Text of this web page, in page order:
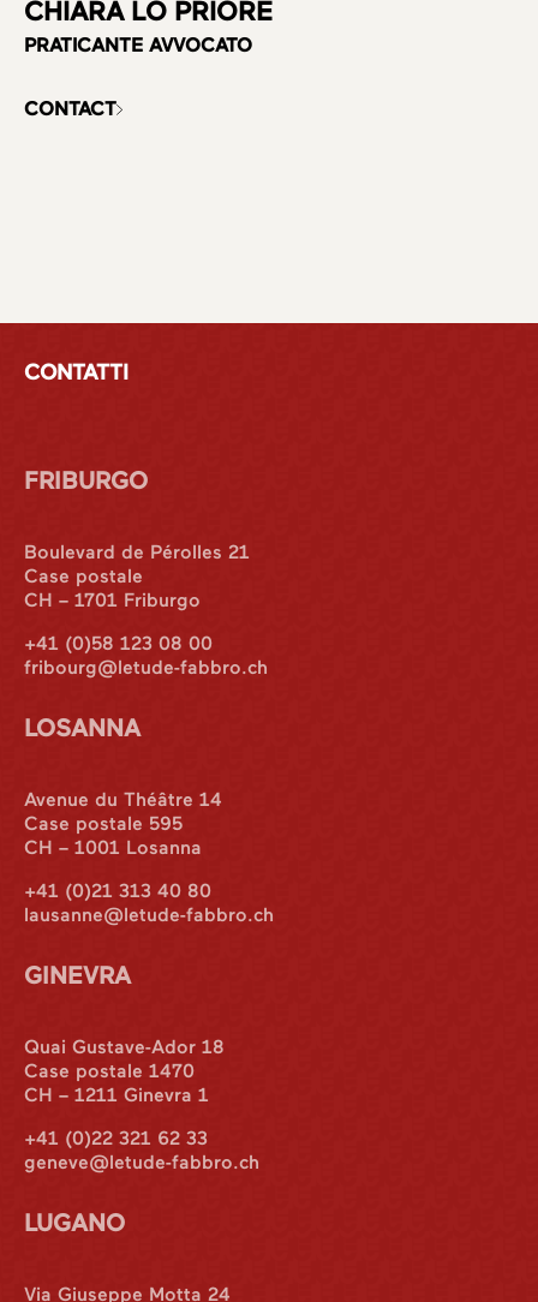
CHIARA LO PRIORE
PRATICANTE AVVOCATO
CONTACT
CONTATTI
FRIBURGO
Boulevard de Pérolles 21
Case postale
CH – 1701 Friburgo
+41 (0)58 123 08 00
fribourg@letude-fabbro.ch
LOSANNA
Avenue du Théâtre 14
Case postale 595
CH – 1001 Losanna
+41 (0)21 313 40 80
lausanne@letude-fabbro.ch
GINEVRA
Quai Gustave-Ador 18
Case postale 1470
CH – 1211 Ginevra 1
+41 (0)22 321 62 33
geneve@letude-fabbro.ch
LUGANO
Via Giuseppe Motta 24